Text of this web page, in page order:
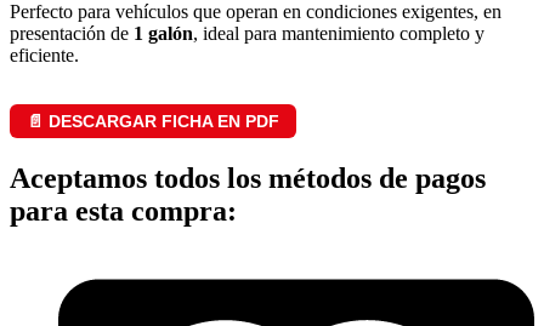
Perfecto para vehículos que operan en condiciones exigentes, en
presentación de 1 galón, ideal para mantenimiento completo y
eficiente.
📄 DESCARGAR FICHA EN PDF
Aceptamos todos los métodos de pagos
para esta compra: